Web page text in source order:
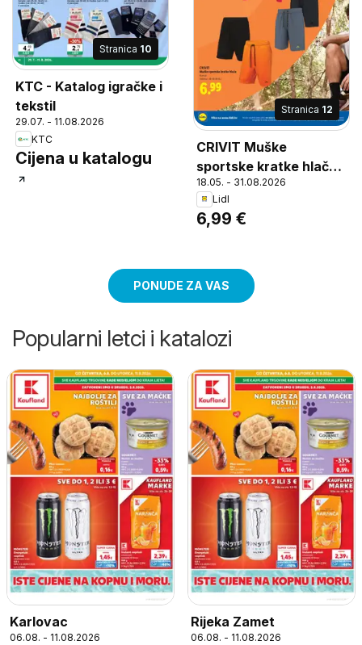
Stranica 10
KTC - Katalog igračke i
tekstil
29.07. - 11.08.2026
KTC
Cijena u katalogu
Stranica 12
CRIVIT Muške
sportske kratke hlače,
Komad. Veličine: 48-58
(M-XL)
18.05. - 31.08.2026
Lidl
6,99 €
PONUDE ZA VAS
Popularni letci i katalozi
Karlovac
06.08. - 11.08.2026
Rijeka Zamet
06.08. - 11.08.2026